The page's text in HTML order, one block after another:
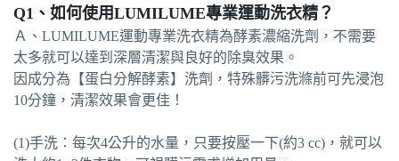
Q1、如何使用LUMILUME專業運動洗衣精？
Ａ、LUMILUME運動專業洗衣精為酵素濃縮洗劑，不需要
太多就可以達到深層清潔與良好的除臭效果。
因成分為【蛋白分解酵素】洗劑，特殊髒污洗滌前可先浸泡
10分鐘，清潔效果會更佳！
(1)手洗：每次4公升的水量，只要按壓一下(約3 cc)，就可以